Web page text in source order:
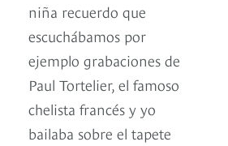
niña recuerdo que
escuchábamos por
ejemplo grabaciones de
Paul Tortelier, el famoso
chelista francés y yo
bailaba sobre el tapete